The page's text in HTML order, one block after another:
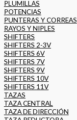
PLUMILLAS
POTENCIAS
PUNTERAS Y CORREAS
RAYOS Y NIPLES
SHIFTERS
SHIFTERS 2-3V
SHIFTERS 6V
SHIFTERS 7V
SHIFTERS 9V
SHIFTERS 10V
SHIFTERS 11V
TAZAS
TAZA CENTRAL
TAZA DE DIRECCIÓN